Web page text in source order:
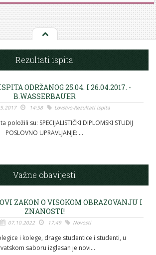
Rezultati ispita
ODRŽANOG 25.04. I 26.04.2017. -
B.WASSERBAUER
14:58 Lovstvo-Rezultati ispita
položili su: SPECIJALISTIČKI DIPLOMSKI STUDIJ
POSLOVNO UPRAVLJANJE: ...
Važne obavijesti
ZAKON O VISOKOM OBRAZOVANJU I
ZNANOSTI!
07.10.2022 17:49 Novosti
i kolege, drage studentice i studenti, u
saboru izglasan je novi...